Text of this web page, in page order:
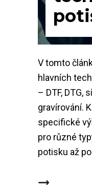
V tomto
hlavních
– DTF, DTG,
gravírování.
specifické
pro různé
potisku až